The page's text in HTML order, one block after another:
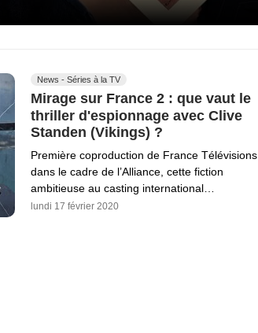
News - Séries à la TV
Mirage sur France 2 : que vaut le
thriller d'espionnage avec Clive
Standen (Vikings) ?
Première coproduction de France Télévisions
dans le cadre de l’Alliance, cette fiction
ambitieuse au casting international…
lundi 17 février 2020